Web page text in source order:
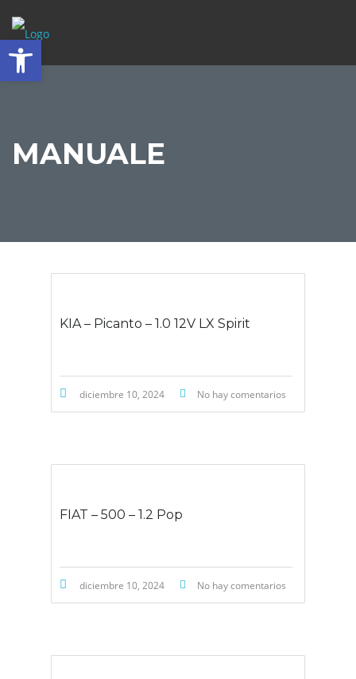
MANUALE
KIA – Picanto – 1.0 12V LX Spirit
diciembre 10, 2024 No hay comentarios
FIAT – 500 – 1.2 Pop
diciembre 10, 2024 No hay comentarios
Abrir barra de herramientas